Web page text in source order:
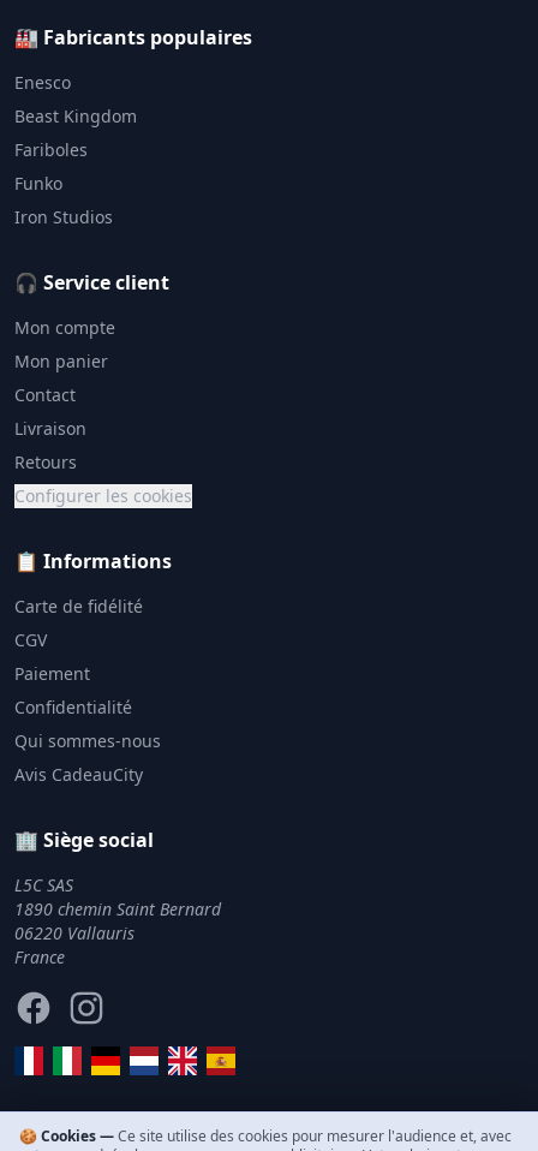
🏭 Fabricants populaires
Enesco
Beast Kingdom
Fariboles
Funko
Iron Studios
🎧 Service client
Mon compte
Mon panier
Contact
Livraison
Retours
Configurer les cookies
📋 Informations
Carte de fidélité
CGV
Paiement
Confidentialité
Qui sommes-nous
Avis CadeauCity
🏢 Siège social
L5C SAS
1890 chemin Saint Bernard
06220 Vallauris
France
FacebookInstagram
🍪 Cookies —Ce site utilise des cookies pour mesurer l'audience et, avec